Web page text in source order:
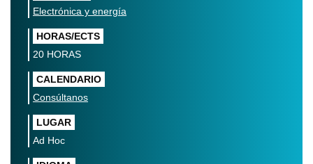
Electrónica y energía
HORAS/ECTS
20 HORAS
CALENDARIO
Consúltanos
LUGAR
Ad Hoc